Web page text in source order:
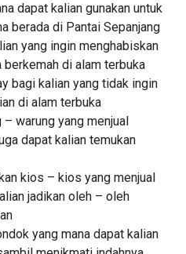
dapat kalian gunakan untuk
berada di Pantai Sepanjang
yang ingin menghabiskan
berkemah di alam terbuka
bagi kalian yang tidak ingin
di alam terbuka
– warung yang menjual
dapat kalian temukan
kios – kios yang menjual
jadikan oleh – oleh
yang mana dapat kalian